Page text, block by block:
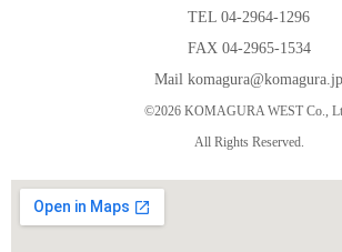
TEL 04-2964-1296
FAX 04-2965-1534
Mail komagura@komagura.jp
©2026 KOMAGURA WEST Co.,
All Rights Reserved.